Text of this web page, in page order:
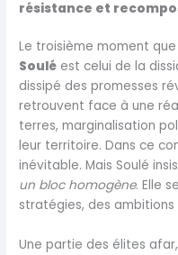
résistance et
Le troisième moment
Soulé est celui de la
dissipé des promesses
retrouvent face à une
terres, marginalisation
leur territoire. Dans ce
inévitable. Mais Soulé
un bloc homogène. Elle
stratégies, des
Une partie des élites